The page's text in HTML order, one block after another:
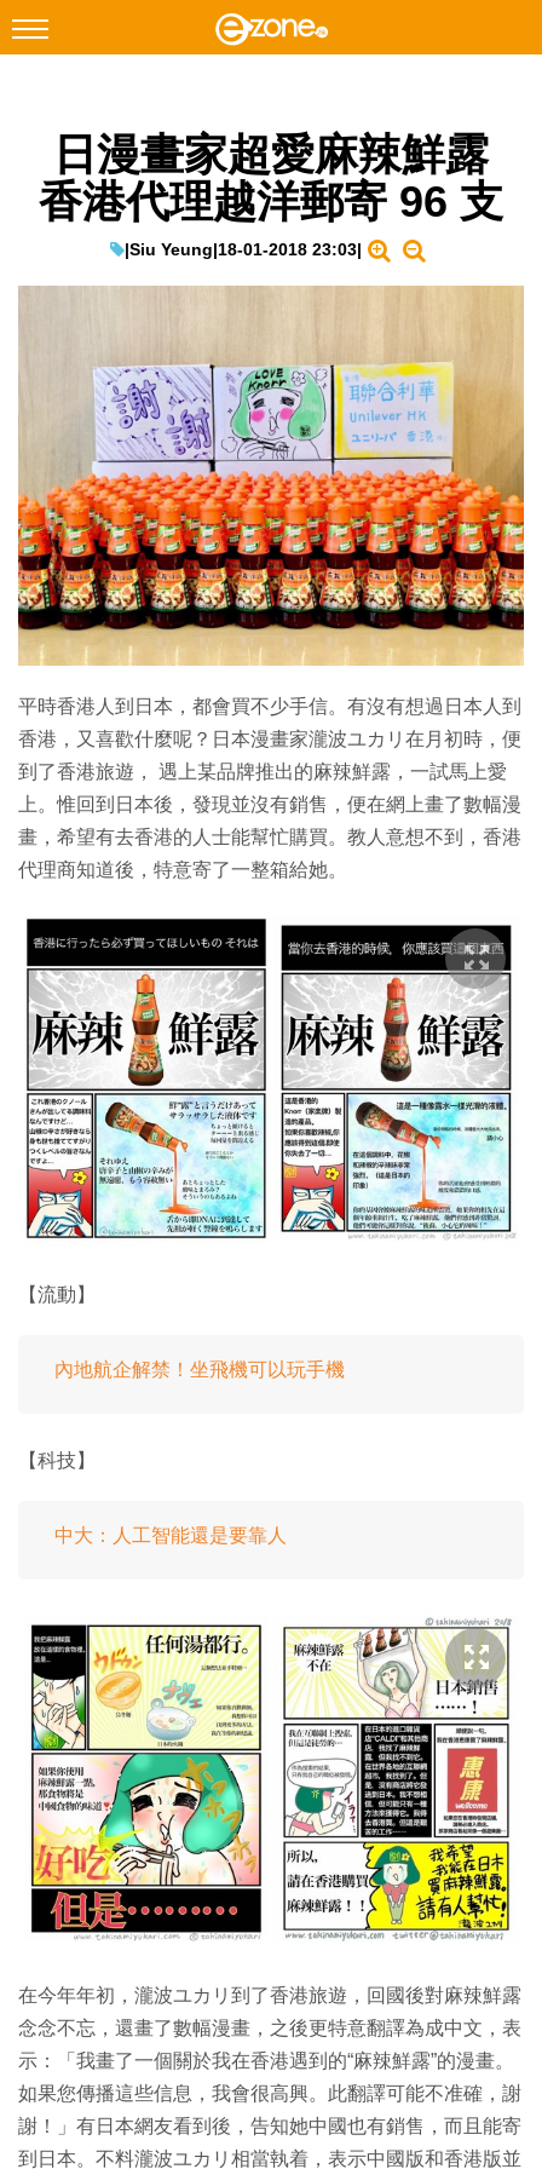
Facebook Instagram
科技焦點
遊戲動漫
生成式AI與雲端應用
Enterprise Digital Transformation
特集
日漫畫家超愛麻辣鮮露
香港代理越洋郵寄 96 支
|Siu Yeung|18-01-2018 23:03|
平時香港人到日本，都會買不少手信。有沒有想過日本人到
香港，又喜歡什麼呢？日本漫畫家瀧波ユカリ在月初時，便
到了香港旅遊， 遇上某品牌推出的麻辣鮮露，一試馬上愛
上。惟回到日本後，發現並沒有銷售，便在網上畫了數幅漫
畫，希望有去香港的人士能幫忙購買。教人意想不到，香港
代理商知道後，特意寄了一整箱給她。
【流動】
內地航企解禁！坐飛機可以玩手機
【科技】
中大：人工智能還是要靠人
在今年年初，瀧波ユカリ到了香港旅遊，回國後對麻辣鮮露
念念不忘，還畫了數幅漫畫，之後更特意翻譯為成中文，表
示：「我畫了一個關於我在香港遇到的“麻辣鮮露”的漫畫。
如果您傳播這些信息，我會很高興。此翻譯可能不准確，謝
謝！」有日本網友看到後，告知她中國也有銷售，而且能寄
到日本。不料瀧波ユカリ相當執着，表示中國版和香港版並